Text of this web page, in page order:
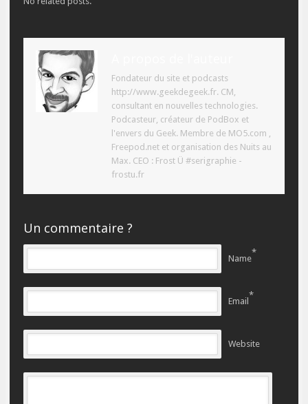
Fondateur du site et podcasts
http://www.geekdegeek.fr. CM,
consultant en nouvelles technologies.
Podcasteur, créateur de PodBox et
l'envers du Geek. Membre de MO5.com ,
Freepod.net et organisation des Nuits au
Max. CEO : Frost Ü #serigraphie -
frostu.fr
Un commentaire ?
Name
*
Email
*
Website